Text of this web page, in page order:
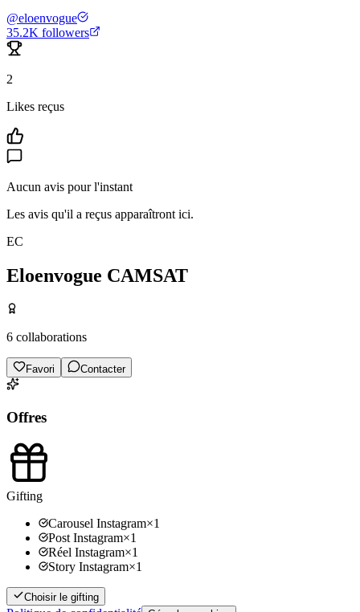
@eloenvogue
35.2K followers
2
Likes reçus
Aucun avis pour l'instant
Les avis qu'il a reçus apparaîtront ici.
EC
Eloenvogue CAMSAT
6 collaborations
Favori Contacter
Offres
Gifting
Carousel Instagram×1
Post Instagram×1
Réel Instagram×1
Story Instagram×1
Choisir le gifting